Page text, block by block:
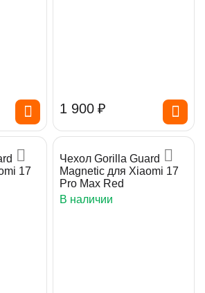
1 900 ₽
17
Чехол Gorilla Guard
Magnetic для Xiaomi 17
Pro Max Red
В наличии